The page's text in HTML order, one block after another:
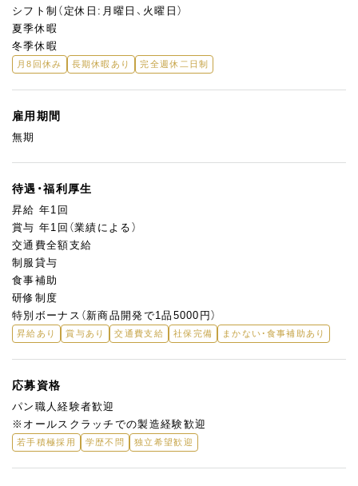
シフト制（定休日:月曜日、火曜日）
夏季休暇
冬季休暇
月8回休み 長期休暇あり 完全週休二日制
雇用期間
無期
待遇・福利厚生
昇給 年1回
賞与 年1回（業績による）
交通費全額支給
制服貸与
食事補助
研修制度
特別ボーナス（新商品開発で1品5000円）
昇給あり 賞与あり 交通費支給 社保完備 まかない・食事補助あり
応募資格
パン職人経験者歓迎
※オールスクラッチでの製造経験歓迎
若手積極採用 学歴不問 独立希望歓迎